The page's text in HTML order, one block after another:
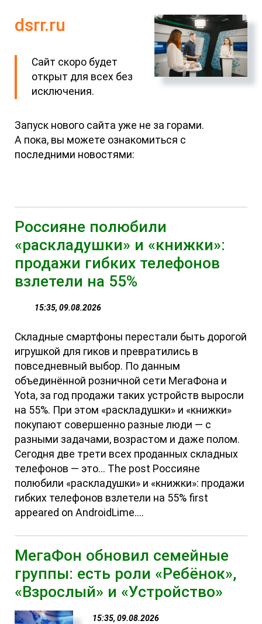
dsrr.ru
Сайт скоро будет
открыт для всех без
исключения.
Запуск нового сайта уже не за горами.
А пока, вы можете ознакомиться с
последними новостями:
Россияне полюбили
«раскладушки» и «книжки»:
продажи гибких телефонов
взлетели на 55%
15:35, 09.08.2026
Складные смартфоны перестали быть дорогой
игрушкой для гиков и превратились в
повседневный выбор. По данным
объединённой розничной сети МегаФона и
Yota, за год продажи таких устройств выросли
на 55%. При этом «раскладушки» и «книжки»
покупают совершенно разные люди — с
разными задачами, возрастом и даже полом.
Сегодня две трети всех проданных складных
телефонов — это... The post Россияне
полюбили «раскладушки» и «книжки»: продажи
гибких телефонов взлетели на 55% first
appeared on AndroidLime....
МегаФон обновил семейные
группы: есть роли «Ребёнок»,
«Взрослый» и «Устройство»
15:35, 09.08.2026